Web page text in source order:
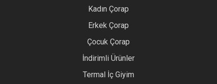
Kadın Çorap
Erkek Çorap
Çocuk Çorap
İndirimli Ürünler
Termal İç Giyim